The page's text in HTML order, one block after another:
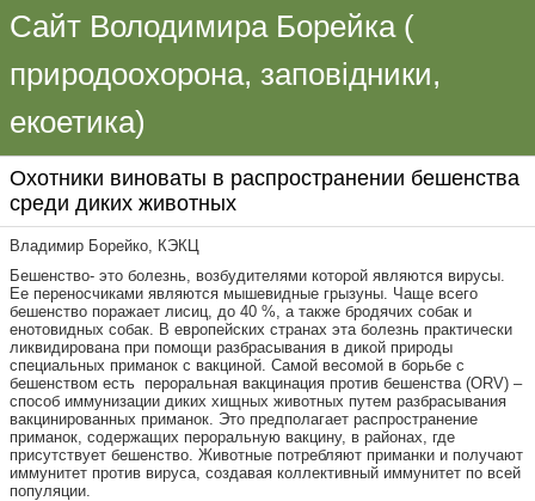
Сайт Володимира Борейка (
природоохорона, заповідники,
екоетика)
Охотники виноваты в распространении бешенства
среди диких животных
Владимир Борейко, КЭКЦ
Бешенство- это болезнь, возбудителями которой являются вирусы.
Ее переносчиками являются мышевидные грызуны. Чаще всего
бешенство поражает лисиц, до 40 %, а также бродячих собак и
енотовидных собак. В европейских странах эта болезнь практически
ликвидирована при помощи разбрасывания в дикой природы
специальных приманок с вакциной. Самой весомой в борьбе с
бешенством есть пероральная вакцинация против бешенства (ORV) –
способ иммунизации диких хищных животных путем разбрасывания
вакцинированных приманок. Это предполагает распространение
приманок, содержащих пероральную вакцину, в районах, где
присутствует бешенство. Животные потребляют приманки и получают
иммунитет против вируса, создавая коллективный иммунитет по всей
популяции.